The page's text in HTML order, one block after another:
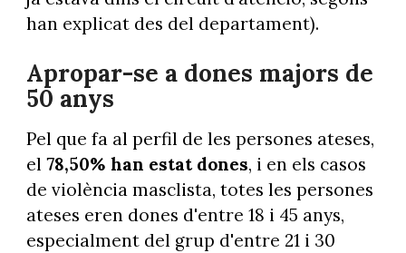
han explicat des del departament).
Apropar-se a dones majors de
50 anys
Pel que fa al perfil de les persones ateses,
el 78,50% han estat dones, i en els casos
de violència masclista, totes les persones
ateses eren dones d'entre 18 i 45 anys,
especialment del grup d'entre 21 i 30